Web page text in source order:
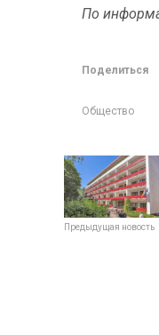
По
Поделиться
Общество
Предыдущая новость